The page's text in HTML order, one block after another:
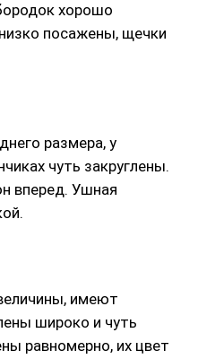
хорошо
посажены, щечки
размера, у
чуть закруглены.
вперед. Ушная
имеют
широко и чуть
равномерно, их цвет